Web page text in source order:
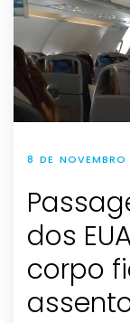
8 DE
dos
corpo